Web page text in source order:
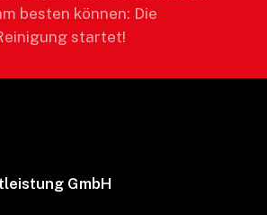
besten können: Die
startet!
GmbH